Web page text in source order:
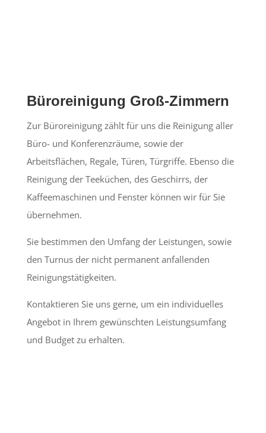
Büroreinigung Groß-Zimmern
Zur Büroreinigung zählt für uns die Reinigung aller
Büro- und Konferenzräume, sowie der
Arbeitsflächen, Regale, Türen, Türgriffe. Ebenso die
Reinigung der Teeküchen, des Geschirrs, der
Kaffeemaschinen und Fenster können wir für Sie
übernehmen.
Sie bestimmen den Umfang der Leistungen, sowie
den Turnus der nicht permanent anfallenden
Reinigungstätigkeiten.
Kontaktieren Sie uns gerne, um ein individuelles
Angebot in Ihrem gewünschten Leistungsumfang
und Budget zu erhalten.